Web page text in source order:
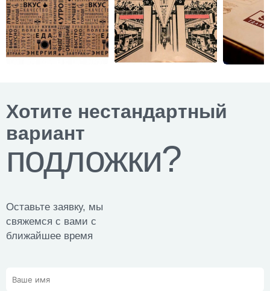
Хотите нестандартный
вариант
подложки?
Оставьте заявку, мы
свяжемся с вами с
ближайшее время